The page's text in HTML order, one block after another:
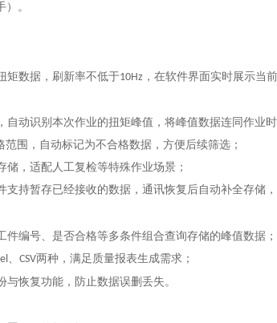
）。
矩数据，刷新率不低于10Hz ，在软件界面实时展示当
自动识别本次作业的扭矩峰值，将峰值数据连同作业
围，自动标记为不合格数据，方便后续筛选；
，适配人工复检等特殊作业场景；
支持暂存已经接收的数据，通讯恢复后自动补全存储，
编号、是否合格等多条件组合查询存储的峰值数据；
、 CSV两种，满足质量报表生成需求；
恢复功能，防止数据误删丢失。